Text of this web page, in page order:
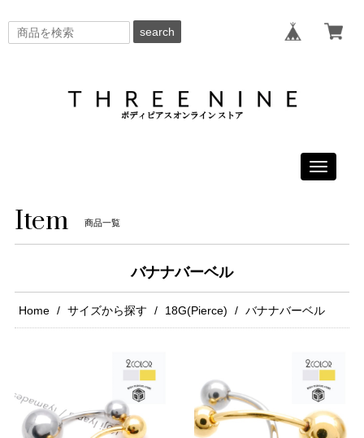
search
Toggle
Item 商品一覧
バナナバーベル
Home サイズから探す 18G(Pierce) バナナバーベル